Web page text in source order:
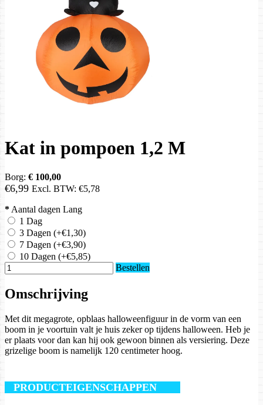
Kat in pompoen 1,2 M
Borg: € 100,00
€6,99 Excl. BTW: €5,78
* Aantal dagen Lang
1 Dag
3 Dagen (+€1,30)
7 Dagen (+€3,90)
10 Dagen (+€5,85)
Bestellen
Omschrijving
Met dit megagrote, opblaas halloweenfiguur in de vorm van een
boom in je voortuin valt je huis zeker op tijdens halloween. Heb je
er plaats voor dan kan hij ook gewoon binnen als versiering. Deze
grizelige boom is namelijk 120 centimeter hoog.
PRODUCTEIGENSCHAPPEN